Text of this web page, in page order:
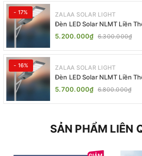
- 17% ZALAA SOLAR LIGHT
Đèn LED Solar NLMT Liền
One | ZALAA Street Light
5.200.000₫ 6.300.000₫
- 16% ZALAA SOLAR LIGHT
Đèn LED Solar NLMT Liền
One | ZALAA Street Light
5.700.000₫ 6.800.000₫
SẢN PHẨM LIÊN